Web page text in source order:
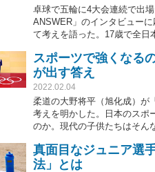
卓球で五輪に4大会連続で出
ANSWER」のインタビュー
て考えを語った。17歳で全日
英彰）
スポーツで強くなる
が出す答え
2022.02.04
柔道の大野将平（旭化成）が
考えを明かした。日本のスポ
のか。現代の子供たちはそん
ッセージを送り、現代のスポ
真面目なジュニア選
法」とは